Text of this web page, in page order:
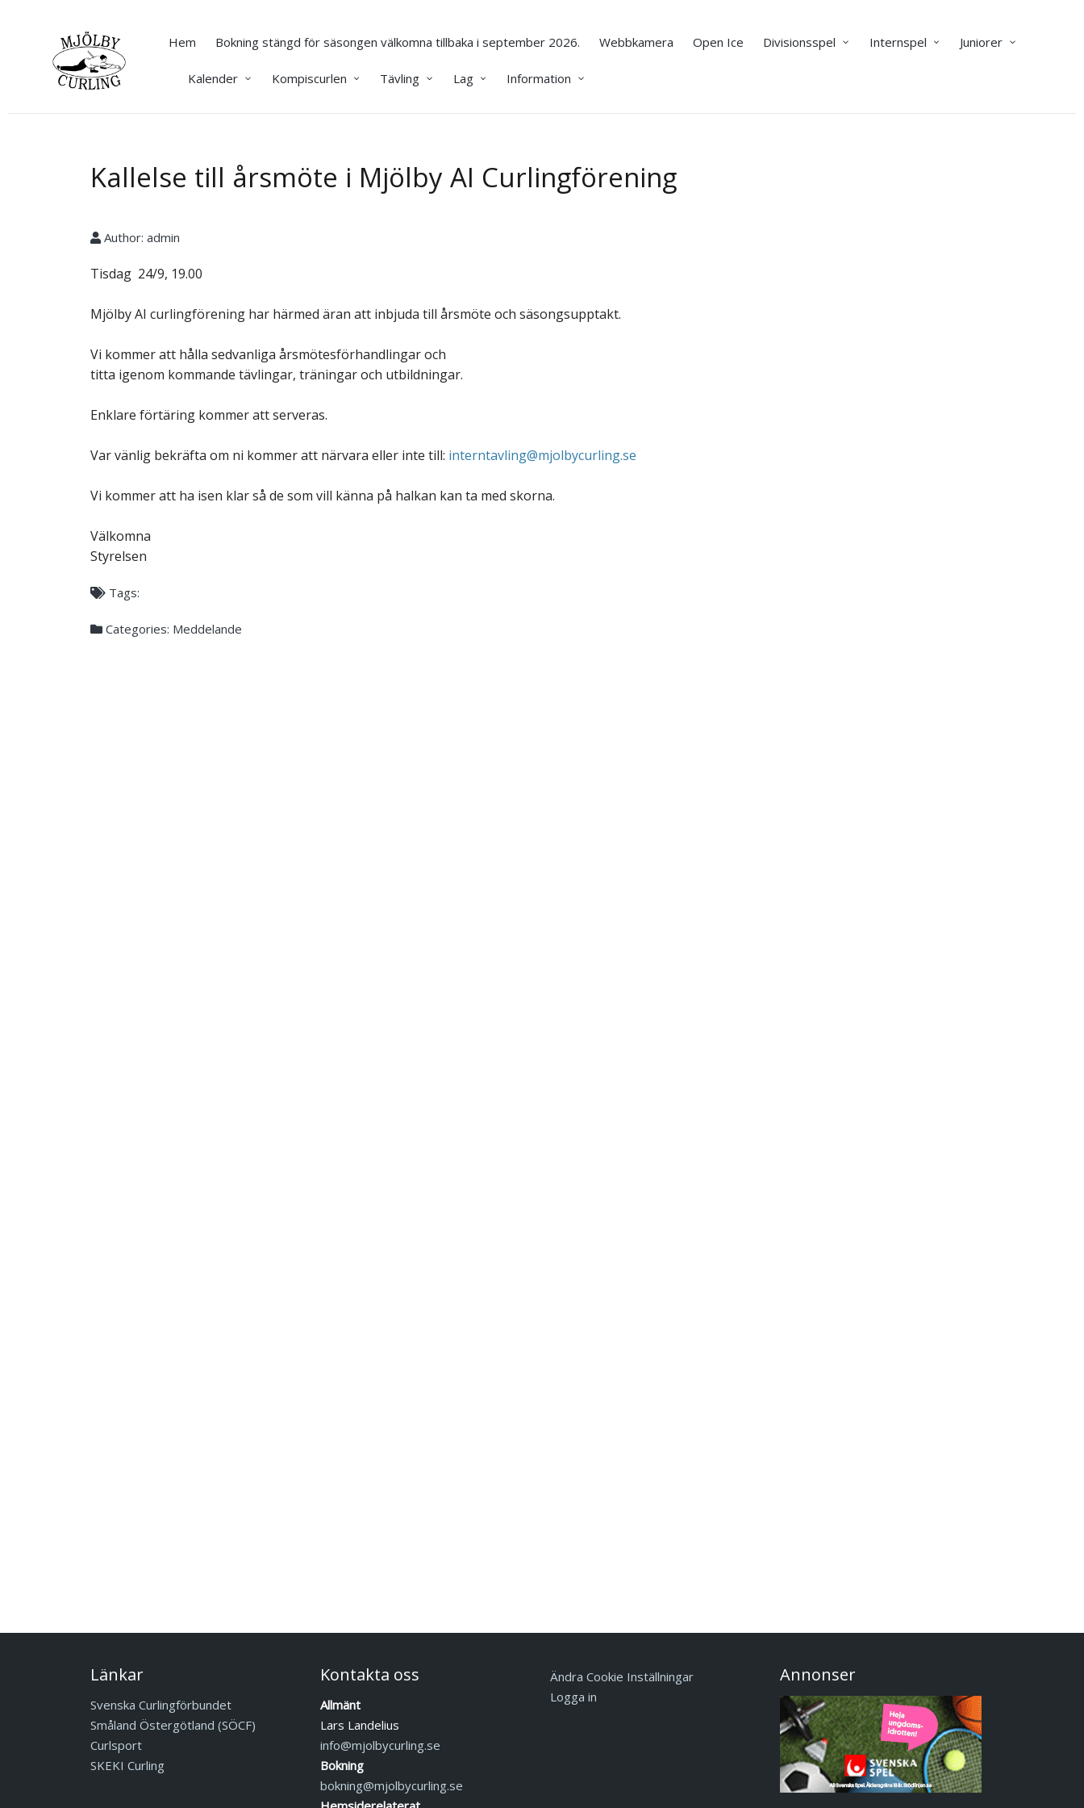
Hem Bokning stängd för säsongen välkomna tillbaka i september 2026. Webbkamera Open Ice Divisionsspel Internspel Juniorer
Kalender Kompiscurlen Tävling Lag Information
Kallelse till årsmöte i Mjölby AI Curlingförening
Author: admin
Tisdag 24/9, 19.00
Mjölby AI curlingförening har härmed äran att inbjuda till årsmöte och säsongsupptakt.
Vi kommer att hålla sedvanliga årsmötesförhandlingar och
titta igenom kommande tävlingar, träningar och utbildningar.
Enklare förtäring kommer att serveras.
Var vänlig bekräfta om ni kommer att närvara eller inte till: interntavling@mjolbycurling.se
Vi kommer att ha isen klar så de som vill känna på halkan kan ta med skorna.
Välkomna
Styrelsen
Tags:
Categories: Meddelande
Länkar
Svenska Curlingförbundet
Småland Östergötland (SÖCF)
Curlsport
SKEKI Curling
Kontakta oss
Allmänt
Lars Landelius
info@mjolbycurling.se
Bokning
bokning@mjolbycurling.se
Ändra Cookie Inställningar
Logga in
Annonser